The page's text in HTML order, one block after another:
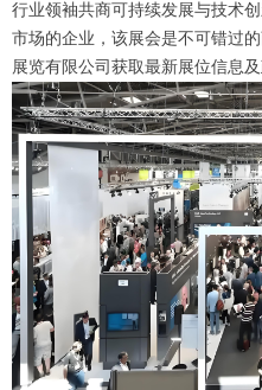
行业领袖共商可持续发展与技术
市场的企业，该展会是不可错过
展览有限公司获取最新展位信息及